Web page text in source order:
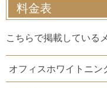
料金表
こちらで掲載している
オフィスホワイトニン